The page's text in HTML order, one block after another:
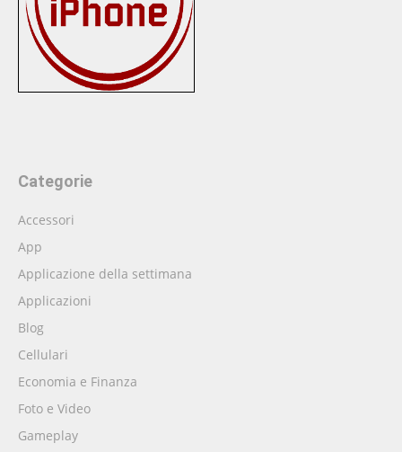
Categorie
Accessori
App
Applicazione della settimana
Applicazioni
Blog
Cellulari
Economia e Finanza
Foto e Video
Gameplay